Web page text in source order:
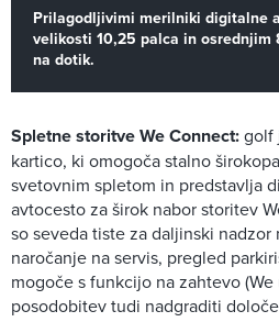
Prilagodljivimi merilniki digitalne
velikosti 10,25 palca in osrednjim
na dotik.
Spletne storitve We Connect:golf
kartico, ki omogoča stalno
svetovnim spletom in predstavlja
avtocesto za širok nabor storitev
so seveda tiste za daljinski
naročanje na servis, pregled
mogoče s funkcijo na zahtevo
posodobitev tudi nadgraditi